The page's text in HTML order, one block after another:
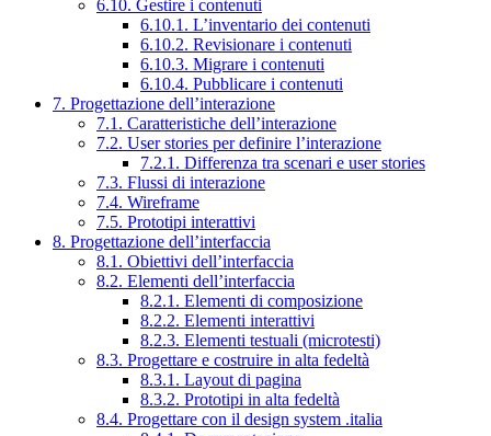
6.10. Gestire i contenuti
6.10.1. L’inventario dei contenuti
6.10.2. Revisionare i contenuti
6.10.3. Migrare i contenuti
6.10.4. Pubblicare i contenuti
7. Progettazione dell’interazione
7.1. Caratteristiche dell’interazione
7.2. User stories per definire l’interazione
7.2.1. Differenza tra scenari e user stories
7.3. Flussi di interazione
7.4. Wireframe
7.5. Prototipi interattivi
8. Progettazione dell’interfaccia
8.1. Obiettivi dell’interfaccia
8.2. Elementi dell’interfaccia
8.2.1. Elementi di composizione
8.2.2. Elementi interattivi
8.2.3. Elementi testuali (microtesti)
8.3. Progettare e costruire in alta fedeltà
8.3.1. Layout di pagina
8.3.2. Prototipi in alta fedeltà
8.4. Progettare con il design system .italia